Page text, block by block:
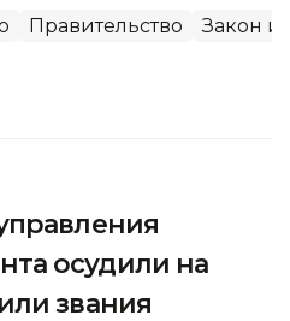
Правительство Закон и
осудили на
звания